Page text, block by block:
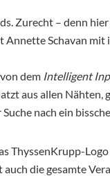
Zurecht – denn
Annette Schavan
dem Intelligent
aus allen
nach ein
ThyssenKrupp-
auch die gesamte